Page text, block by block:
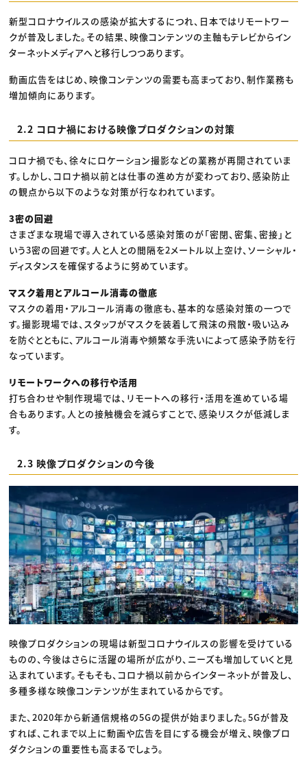
新型コロナウイルスの感染が拡大するにつれ、日本ではリモートワー
クが普及しました。その結果、映像コンテンツの主軸もテレビからイン
ターネットメディアへと移行しつつあります。
動画広告をはじめ、映像コンテンツの需要も高まっており、制作業務も
増加傾向にあります。
2.2 コロナ禍における映像プロダクションの対策
コロナ禍でも、徐々にロケーション撮影などの業務が再開されていま
す。しかし、コロナ禍以前とは仕事の進め方が変わっており、感染防止
の観点から以下のような対策が行なわれています。
3密の回避
さまざまな現場で導入されている感染対策のが「密閉、密集、密接」と
いう3密の回避です。人と人との間隔を2メートル以上空け、ソーシャル・
ディスタンスを確保するように努めています。
マスク着用とアルコール消毒の徹底
マスクの着用・アルコール消毒の徹底も、基本的な感染対策の一つで
す。撮影現場では、スタッフがマスクを装着して飛沫の飛散・吸い込み
を防ぐとともに、アルコール消毒や頻繁な手洗いによって感染予防を行
なっています。
リモートワークへの移行や活用
打ち合わせや制作現場では、リモートへの移行・活用を進めている場
合もあります。人との接触機会を減らすことで、感染リスクが低減しま
す。
2.3 映像プロダクションの今後
映像プロダクションの現場は新型コロナウイルスの影響を受けている
ものの、今後はさらに活躍の場所が広がり、ニーズも増加していくと見
込まれています。そもそも、コロナ禍以前からインターネットが普及し、
多種多様な映像コンテンツが生まれているからです。
また、2020年から新通信規格の5Gの提供が始まりました。5Gが普及
すれば、これまで以上に動画や広告を目にする機会が増え、映像プロ
ダクションの重要性も高まるでしょう。